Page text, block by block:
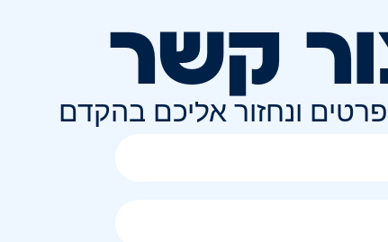
קשר
ונחזור אליכם בהקדם